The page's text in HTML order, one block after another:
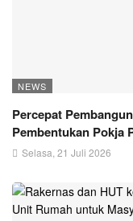
NEWS
Percepat
Pembentukan Pokja
Selasa, 21 Juli 2026